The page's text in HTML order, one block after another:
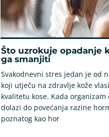
Što uzrokuje opadanje
ga smanjiti
Svakodnevni stres jedan je od
koji utječu na zdravlje kože
kvalitetu kose. Kada organizam
dolazi do povećanja razine
poznatog kao hor